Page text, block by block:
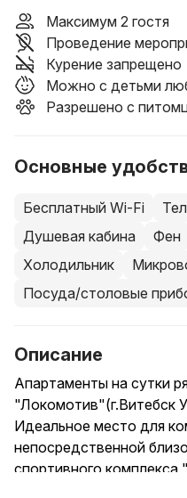
Максимум 2 гостя
Проведение
Курение запрещено
Можно с детьми
Разрешено с
Основные
Бесплатный Wi-Fi
Душевая кабина
Фен
Холодильник
Посуда/столовые
Описание
Апартаменты на сутки
"Локомотив"(г.Витебск
Идеальное место для
непосредственной
спортивного